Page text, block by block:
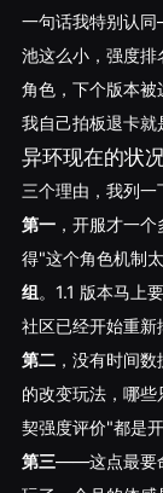
一句话我特别认
池这么小，强度
角色，下个版本被
我自己拍板退卡就
异环现在的状
三个理由，我列一
第一，开服才一个
得"这个角色机制
组。1.1 版本马上
社区已经开始重新
第二，没有时间数
的改变玩法，哪
契强度评价"都是
第三——这点最